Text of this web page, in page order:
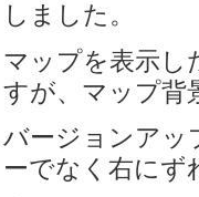
しました。
マップを表示し
すが、マップ背
バージョンアッ
ーでなく右にず